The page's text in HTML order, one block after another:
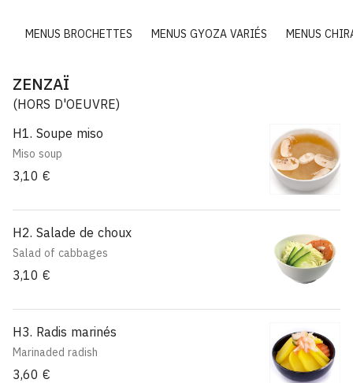
MENUS BROCHETTES MENUS GYOZA VARIÉS MENUS
ZENZAÏ
(HORS D'OEUVRE)
H1. Soupe miso
Miso soup
3,10 €
H2. Salade de choux
Salad of cabbages
3,10 €
H3. Radis marinés
Marinaded radish
3,60 €